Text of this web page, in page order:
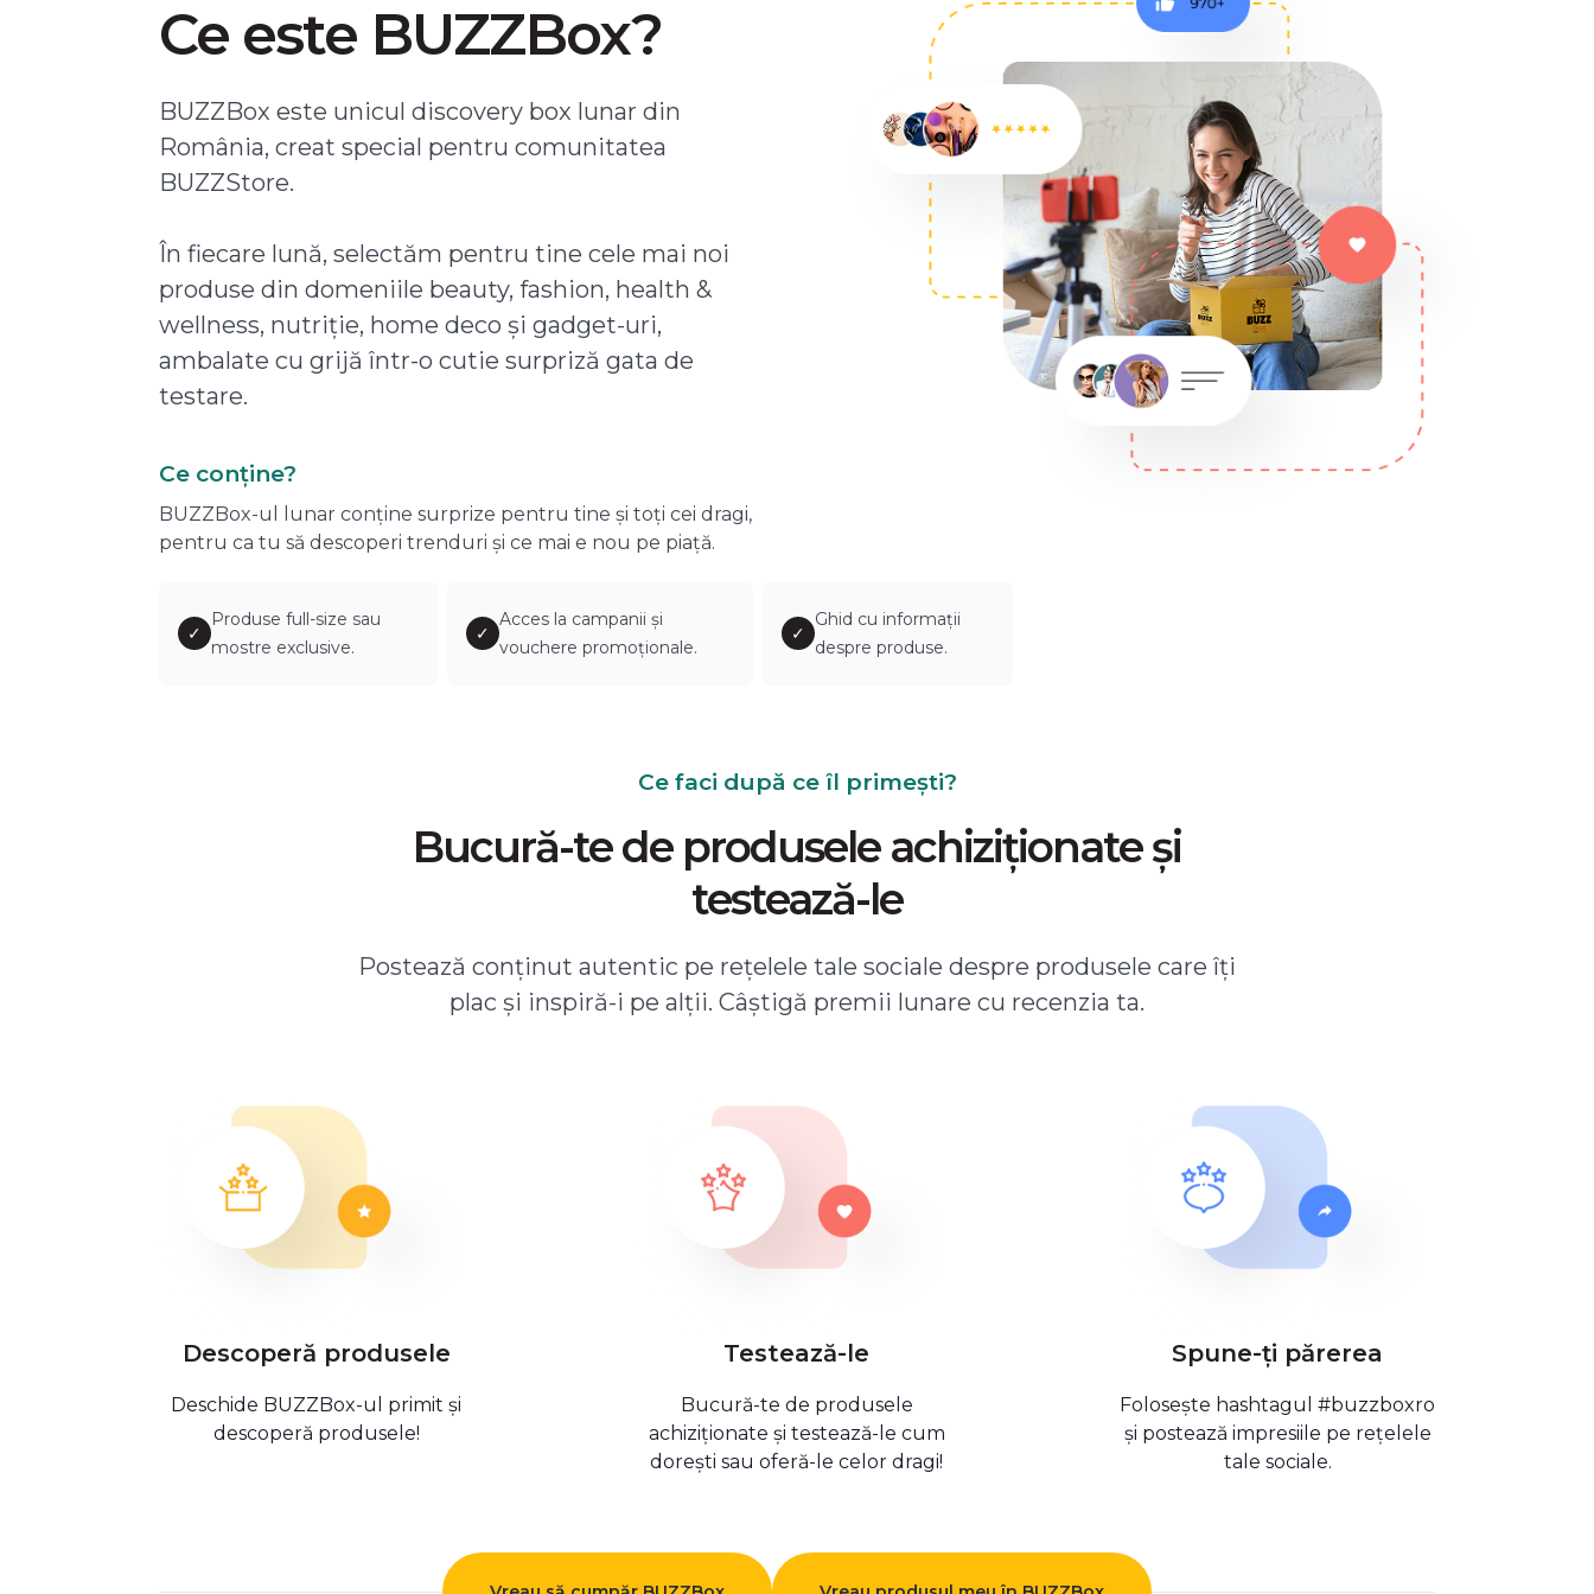
Ce este BUZZBox?
BUZZBox este unicul discovery box lunar din
România, creat special pentru comunitatea
BUZZStore.
În fiecare lună, selectăm pentru tine cele mai noi
produse din domeniile beauty, fashion, health &
wellness, nutriție, home deco și gadget-uri,
ambalate cu grijă într-o cutie surpriză gata de
testare.
Ce conține?
BUZZBox-ul lunar conține surprize pentru tine și toți cei dragi,
pentru ca tu să descoperi trenduri și ce mai e nou pe piață.
✓
Produse full-size sau
mostre exclusive.
✓
Acces la campanii și
vouchere promoționale.
✓
Ghid cu informații
despre produse.
Ce faci după ce îl primești?
Bucură-te de produsele achiziționate și
testează-le
Postează conținut autentic pe rețelele tale sociale despre produsele care îți
plac și inspiră-i pe alții. Câștigă premii lunare cu recenzia ta.
Descoperă produsele
Deschide BUZZBox-ul primit și
descoperă produsele!
Testează-le
Bucură-te de produsele
achiziționate și testează-le cum
dorești sau oferă-le celor dragi!
Spune-ți părerea
Folosește hashtagul #buzzboxro
și postează impresiile pe rețelele
tale sociale.